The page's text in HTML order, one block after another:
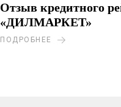
Отзыв кредитного
«ДИЛМАРКЕТ»
ПОДРОБНЕЕ